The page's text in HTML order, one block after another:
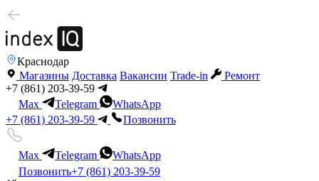
Краснодар
Магазины Доставка Вакансии Trade-in
Ремонт
+7 (861) 203-39-59
Max
Telegram
WhatsApp
+7 (861) 203-39-59
Позвонить
Max Telegram
WhatsApp
Позвонить+7 (861) 203-39-59